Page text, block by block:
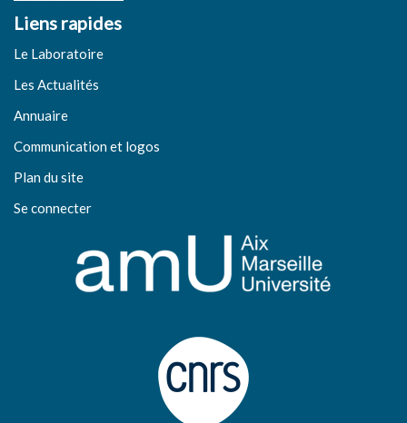
Liens rapides
Le Laboratoire
Les Actualités
Annuaire
Communication et logos
Plan du site
Se connecter